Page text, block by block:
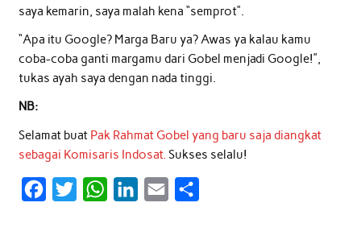
saya kemarin, saya malah kena “semprot”.
“Apa itu Google? Marga Baru ya? Awas ya kalau kamu
coba-coba ganti margamu dari Gobel menjadi Google!”,
tukas ayah saya dengan nada tinggi.
NB:
Selamat buat Pak Rahmat Gobel yang baru saja diangkat
sebagai Komisaris Indosat. Sukses selalu!
W